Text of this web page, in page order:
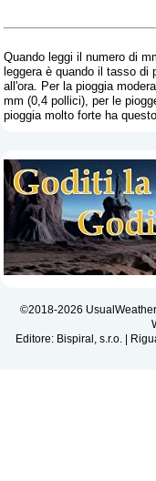
Quando leggi il numero di
leggera è quando il tasso
all'ora. Per la pioggia
mm (0,4 pollici), per le
pioggia molto forte ha
©2018-2026
Editore: Bispiral, s.r.o. |